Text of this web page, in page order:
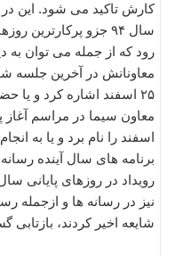
كارش تاكید می شود. این
سال ۹۴ جزو
رود كه از جمله می توان به
معاونانش در آخرین جلسه
۲۵ اسفند اشاره كرد و
اسفند را نام برد و یا به
برنامه های سال آینده
نیز در رسانه ها و ازجمله
شایعه اخیر كردند،